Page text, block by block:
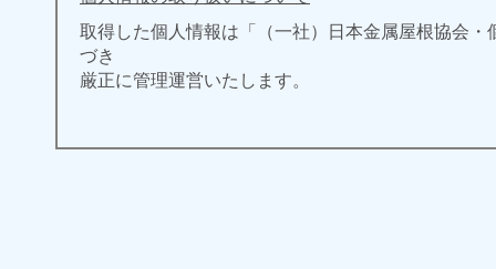
取得した個人情報は「（一社）日本金属屋根協会・
づき
厳正に管理運営いたします。